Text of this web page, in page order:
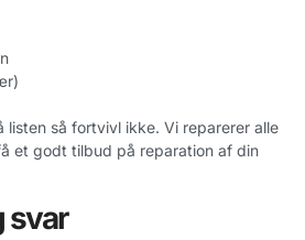
listen så fortvivl ikke. Vi reparerer alle
et godt tilbud på reparation af din
svar